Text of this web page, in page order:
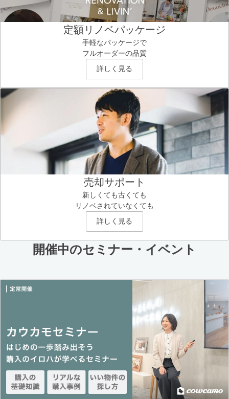
定額リノベパッケージ
手軽なパッケージで
フルオーダーの品質
詳しく見る
売却サポート
新しくても古くても
リノベされていなくても
詳しく見る
開催中のセミナー・イベント